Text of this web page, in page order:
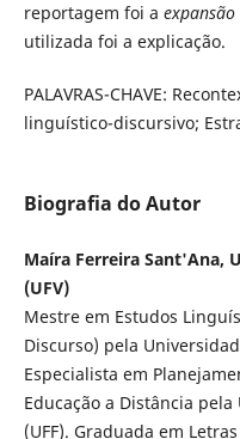
reportagem foi a expansão
utilizada foi a
PALAVRAS-CHAVE:
linguístico-discursivo;
Biografia do Autor
Maíra Ferreira Sant'Ana,
(UFV)
Mestre em Estudos
Discurso) pela
Especialista em
Educação a Distância
(UFF). Graduada em